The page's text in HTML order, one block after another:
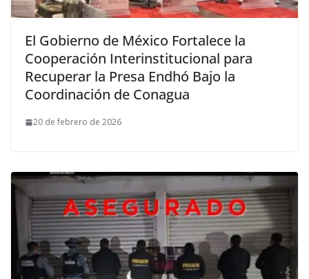
El Gobierno de México Fortalece la
Cooperación Interinstitucional para
Recuperar la Presa Endhó Bajo la
Coordinación de Conagua
20 de febrero de 2026